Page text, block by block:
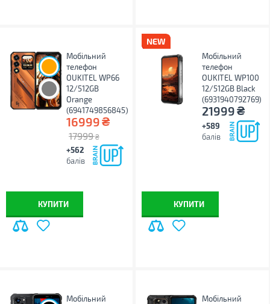
Мобільний
телефон
OUKITEL WP66
12/512GB
Orange
(6941749856845)
16999₴
17999 ₴
+562
балів
КУПИТИ
Мобільний
телефон
OUKITEL WP100
12/512GB Black
(6931940792769)
21999₴
+589
балів
КУПИТИ
Мобільний
Мобільний